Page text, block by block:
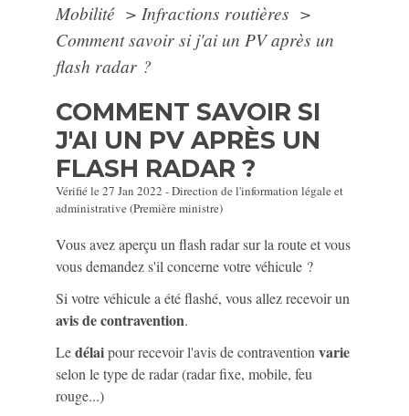
Mobilité > Infractions routières >
Comment savoir si j'ai un PV après un
flash radar ?
COMMENT SAVOIR SI
J'AI UN PV APRÈS UN
FLASH RADAR ?
Vérifié le 27 Jan 2022 - Direction de l'information légale et
administrative (Première ministre)
Vous avez aperçu un flash radar sur la route et vous
vous demandez s'il concerne votre véhicule ?
Si votre véhicule a été flashé, vous allez recevoir un
avis de contravention.
Ledélaipour recevoir l'avis de contraventionvarie
selon le type de radar (radar fixe, mobile, feu
rouge...)